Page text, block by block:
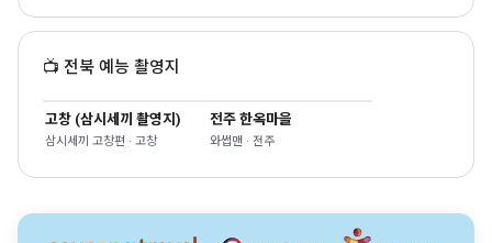
📺 전북 예능 촬영지
고창 (삼시세끼 촬영지)
삼시세끼 고창편 · 고창
전주 한옥마을
와썹맨 · 전주